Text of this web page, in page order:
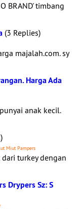
BRAND' timbang
(3 Replies)
majalah.com. sy
Harga Ada
anak kecil.
Miut Pampers
turkey dengan
Drypers Sz: S